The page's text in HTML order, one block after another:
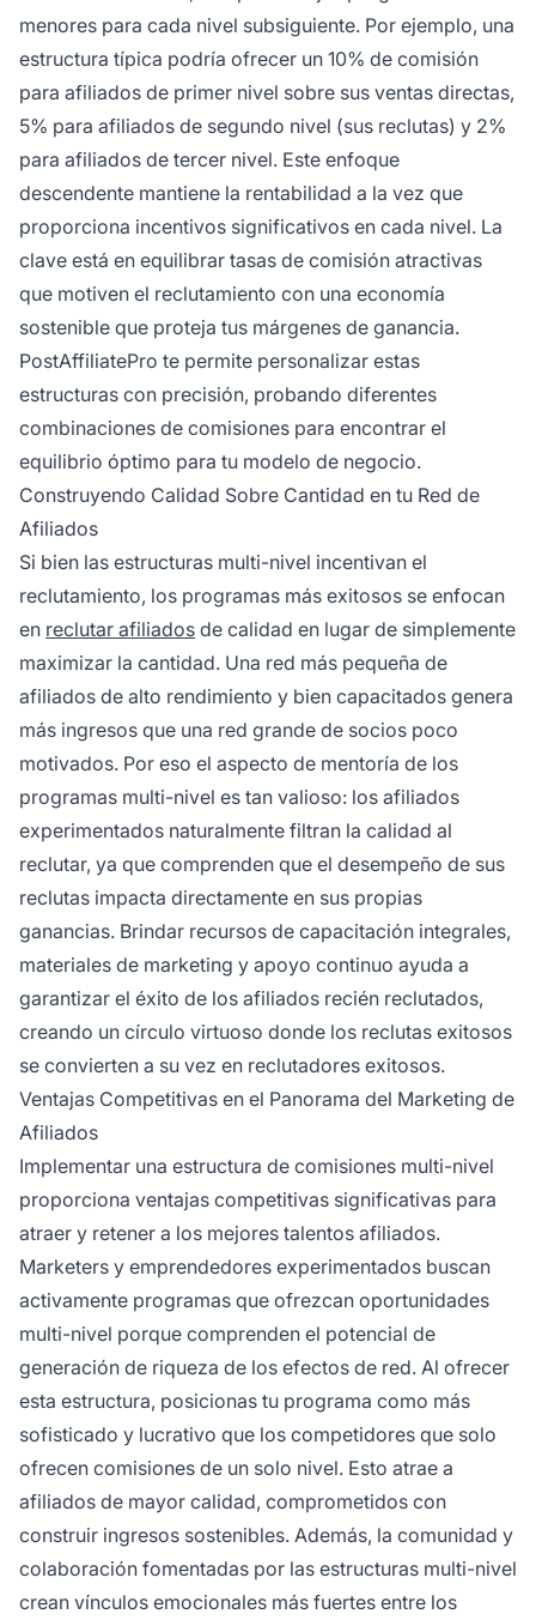
menores para cada nivel subsiguiente. Por ejemplo, una
estructura típica podría ofrecer un 10% de comisión
para afiliados de primer nivel sobre sus ventas directas,
5% para afiliados de segundo nivel (sus reclutas) y 2%
para afiliados de tercer nivel. Este enfoque
descendente mantiene la rentabilidad a la vez que
proporciona incentivos significativos en cada nivel. La
clave está en equilibrar tasas de comisión atractivas
que motiven el reclutamiento con una economía
sostenible que proteja tus márgenes de ganancia.
PostAffiliatePro te permite personalizar estas
estructuras con precisión, probando diferentes
combinaciones de comisiones para encontrar el
equilibrio óptimo para tu modelo de negocio.
Construyendo Calidad Sobre Cantidad en tu Red de
Afiliados
Si bien las estructuras multi-nivel incentivan el
reclutamiento, los programas más exitosos se enfocan
en reclutar afiliados de calidad en lugar de simplemente
maximizar la cantidad. Una red más pequeña de
afiliados de alto rendimiento y bien capacitados genera
más ingresos que una red grande de socios poco
motivados. Por eso el aspecto de mentoría de los
programas multi-nivel es tan valioso: los afiliados
experimentados naturalmente filtran la calidad al
reclutar, ya que comprenden que el desempeño de sus
reclutas impacta directamente en sus propias
ganancias. Brindar recursos de capacitación integrales,
materiales de marketing y apoyo continuo ayuda a
garantizar el éxito de los afiliados recién reclutados,
creando un círculo virtuoso donde los reclutas exitosos
se convierten a su vez en reclutadores exitosos.
Ventajas Competitivas en el Panorama del Marketing de
Afiliados
Implementar una estructura de comisiones multi-nivel
proporciona ventajas competitivas significativas para
atraer y retener a los mejores talentos afiliados.
Marketers y emprendedores experimentados buscan
activamente programas que ofrezcan oportunidades
multi-nivel porque comprenden el potencial de
generación de riqueza de los efectos de red. Al ofrecer
esta estructura, posicionas tu programa como más
sofisticado y lucrativo que los competidores que solo
ofrecen comisiones de un solo nivel. Esto atrae a
afiliados de mayor calidad, comprometidos con
construir ingresos sostenibles. Además, la comunidad y
colaboración fomentadas por las estructuras multi-nivel
crean vínculos emocionales más fuertes entre los